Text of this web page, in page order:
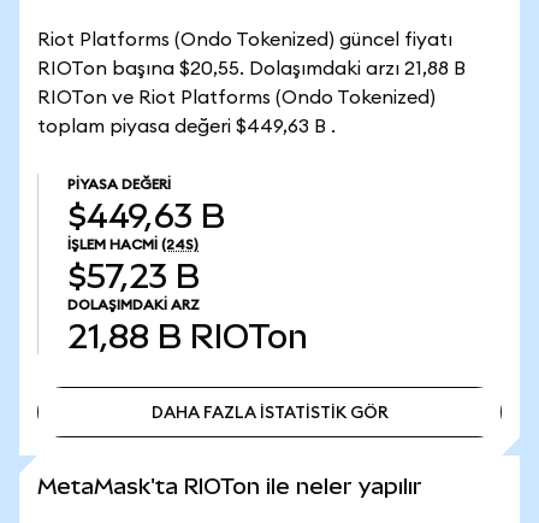
Riot Platforms (Ondo Tokenized) güncel fiyatı
RIOTon başına $20,55. Dolaşımdaki arzı 21,88 B
RIOTon ve Riot Platforms (Ondo Tokenized)
toplam piyasa değeri $449,63 B .
PIYASA DEĞERI
$449,63 B
İŞLEM HACMI (24S)
$57,23 B
DOLAŞIMDAKI ARZ
21,88 B RIOTon
DAHA FAZLA İSTATİSTİK GÖR
MetaMask'ta RIOTon ile neler yapılır